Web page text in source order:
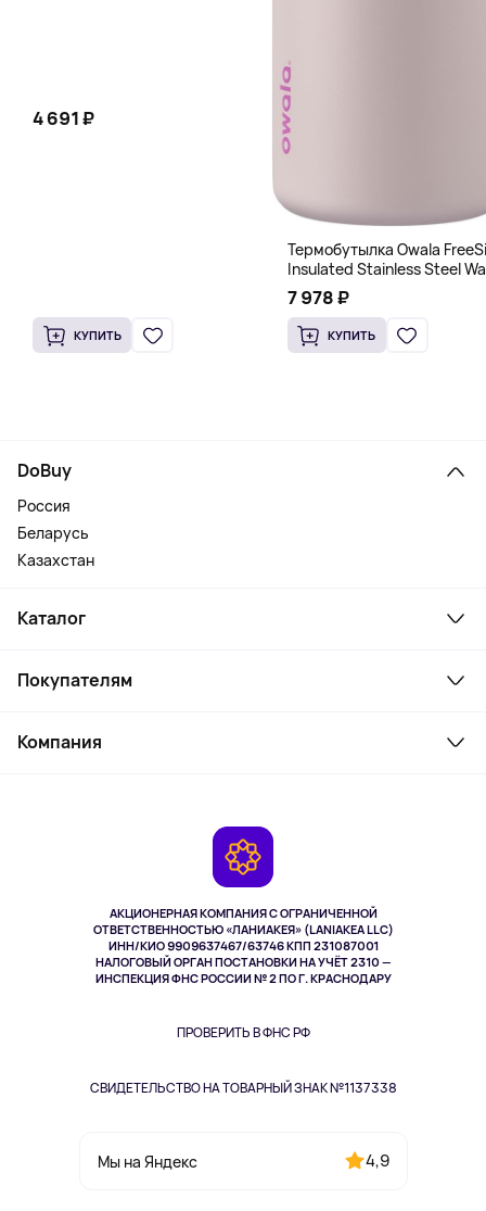
4 691 ₽
КУПИТЬ
Термобутылка Owala
Insulated Stainless Steel
Bottle, 1200 мл, розовый
7 978 ₽
КУПИТЬ
АКЦИОНЕРНАЯ КОМПАНИЯ С ОГРАНИЧЕННОЙ
ОТВЕТСТВЕННОСТЬЮ «ЛАНИАКЕЯ» (LANIAKEA LLC)
ИНН/КИО 9909637467/63746 КПП 231087001
НАЛОГОВЫЙ ОРГАН ПОСТАНОВКИ НА УЧЁТ 2310 —
ИНСПЕКЦИЯ ФНС РОССИИ № 2 ПО Г. КРАСНОДАРУ
ПРОВЕРИТЬ В ФНС РФ
СВИДЕТЕЛЬСТВО НА ТОВАРНЫЙ ЗНАК №1137338
Мы на Яндекс 4,9
DoBuy
Россия
Беларусь
Казахстан
Каталог
Ноутбуки, мониторы, VR
Косметика и уход
Здоровье питомцев
Одежда и аксессуары
Покупателям
Как заказать
Компания